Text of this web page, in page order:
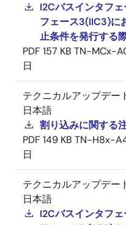
I2Cバスインタフ
フェース3(IIC3)に
止条件を発行する
PDF 157 KB TN-MCx-
日
テクニカルアップデー
日本語
割り込みに関する
PDF 149 KB TN-H8x-
日
テクニカルアップデー
日本語
I2Cバスインタフ